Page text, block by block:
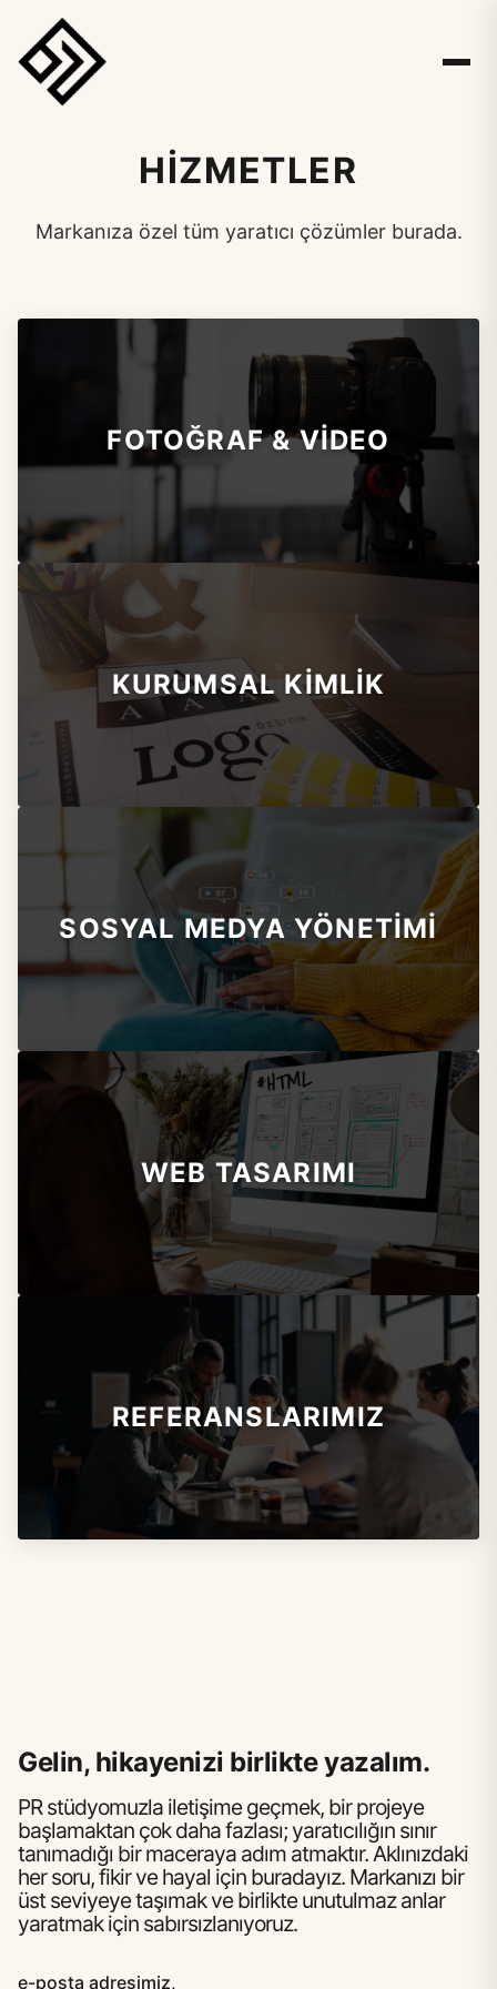
HİZMETLER
Markanıza özel tüm yaratıcı çözümler burada.
FOTOĞRAF & VİDEO
KURUMSAL KİMLİK
SOSYAL MEDYA YÖNETİMİ
WEB TASARIMI
REFERANSLARIMIZ
Gelin, hikayenizi birlikte yazalım.
PR stüdyomuzla iletişime geçmek, bir projeye
başlamaktan çok daha fazlası; yaratıcılığın sınır
tanımadığı bir maceraya adım atmaktır. Aklınızdaki
her soru, fikir ve hayal için buradayız. Markanızı bir
üst seviyeye taşımak ve birlikte unutulmaz anlar
yaratmak için sabırsızlanıyoruz.
e-posta adresimiz,